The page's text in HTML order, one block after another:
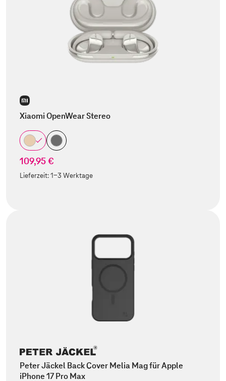
Xiaomi OpenWear Stereo
109,95 €
Lieferzeit:1-3 Werktage
Peter Jäckel Back Cover Melia Mag für Apple
iPhone 17 Pro Max